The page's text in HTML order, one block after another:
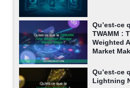
Qu’est-ce
TWAMM :
Weighted
Market
Qu’est-ce
Lightning